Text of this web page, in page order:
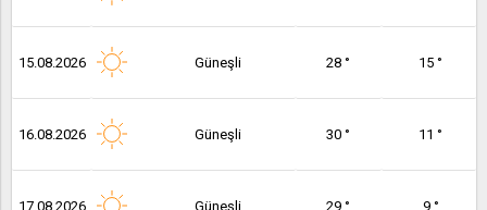
15.08.2026 Güneşli 28 ° 15 °
16.08.2026 Güneşli 30 ° 11 °
17.08.2026 Güneşli 29 ° 9 °